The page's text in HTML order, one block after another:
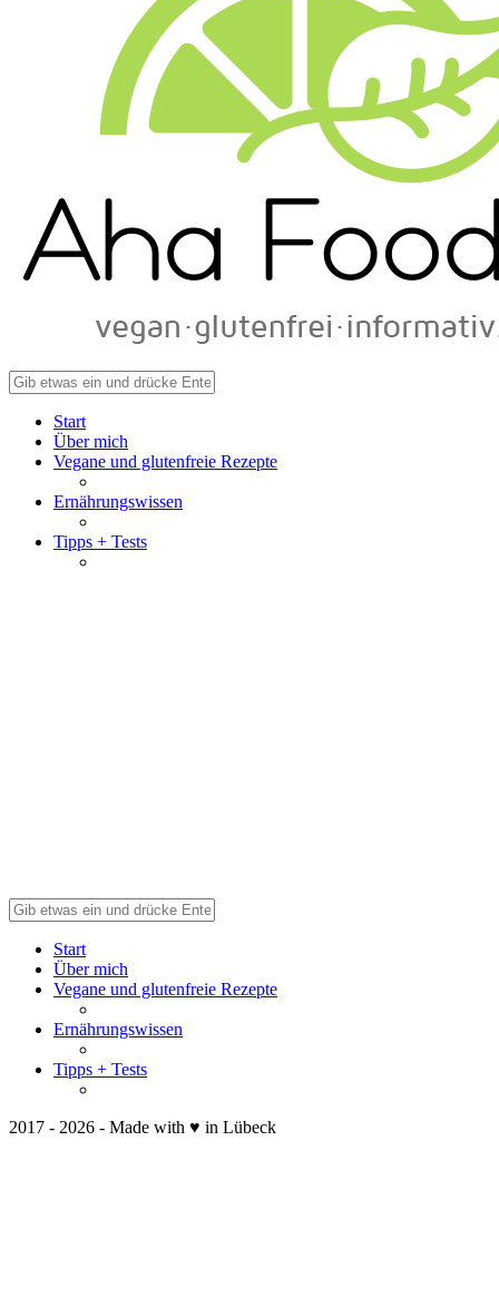
Start
Über mich
Vegane und glutenfreie Rezepte
Ernährungswissen
Tipps + Tests
Start
Über mich
Vegane und glutenfreie Rezepte
Ernährungswissen
Tipps + Tests
2017 - 2026 - Made with ♥ in Lübeck